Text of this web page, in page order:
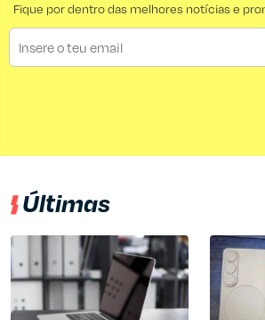
Fique por dentro das melhores notícias e
Últimas